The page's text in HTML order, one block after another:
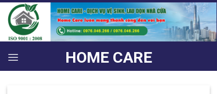
Bỏ
qua
nội
dung
HOME CARE